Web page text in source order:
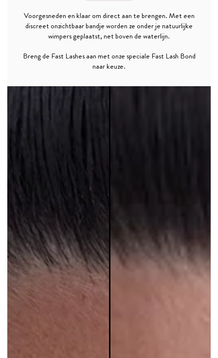
Voorgesneden en klaar om direct aan te brengen. Met een
discreet onzichtbaar bandje worden ze onder je natuurlijke
wimpers geplaatst, net boven de waterlijn.
Breng de Fast Lashes aan met onze speciale Fast Lash Bond
naar keuze.